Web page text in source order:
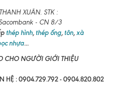
XUÂN. STK :
- CN 8/3
thép hình, thép ống, tôn, xà
nhựa...
CHO NGƯỜI GIỚI THIỆU
HỆ : 0904.729.792 - 0904.820.802